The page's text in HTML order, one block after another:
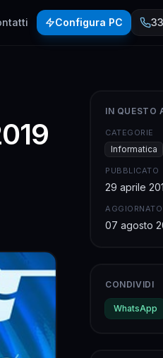
Configura PC
IN QUESTO
CATEGORIE
Informatica
PUBBLICATO
29 aprile
AGGIORNATO
07 agosto
CONDIVIDI
WhatsApp